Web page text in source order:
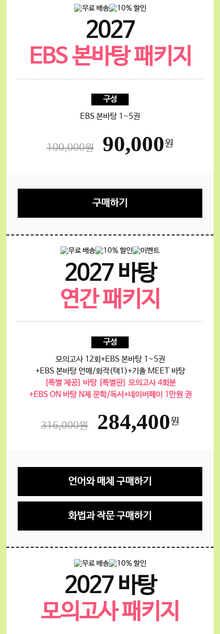
2027
EBS 본바탕 패키지
구성
EBS 본바탕 1~5권
100,000원 90,000원
구매하기
2027 바탕
연간 패키지
구성
모의고사 12회 +EBS 본바탕 1~5권
+EBS 본바탕 언매/화작(택1)+기출 MEET 바탕
[특별 제공] 바탕 [특별판] 모의고사 4회분
+EBS ON 바탕 N제 문학/독서 +네이버페이 1만원 권
316,000원 284,400원
언어와 매체 구매하기
화법과 작문 구매하기
2027 바탕
모의고사 패키지